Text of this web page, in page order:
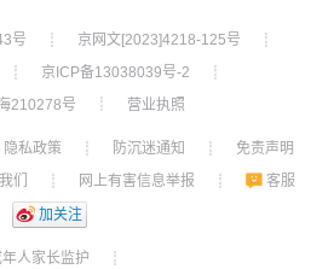
号 ┊ 京网文[2023]4218-125号
┊
┊ 京ICP备13038039号-2
┊
210278号
┊ 营业执照
隐私政策 ┊ 防沉迷通知 ┊
免责声明
们 ┊ 网上有害信息举报 ┊
客服
加关注
人家长监护
┊